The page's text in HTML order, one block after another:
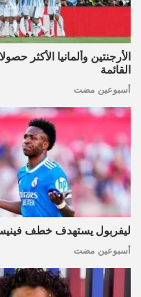
الأرجنتين وألمانيا الأكثر
القائمة
أسبوعين مضت
ليفربول يستهدف خطف
أسبوعين مضت